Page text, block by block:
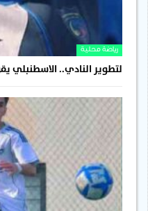
رياضة محلية
لتطوير النادي.. الاسطنبلي